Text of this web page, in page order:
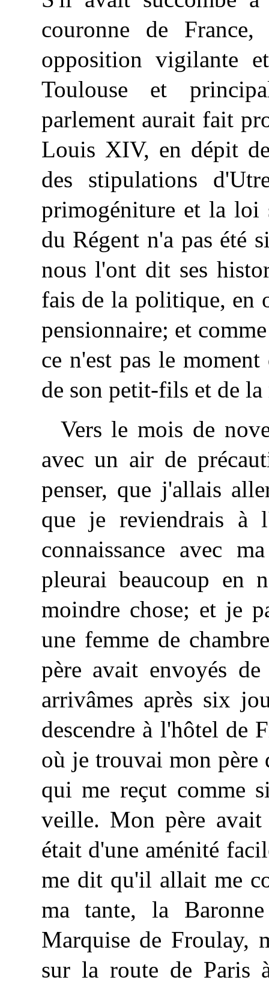
couronne de
opposition vigilante
Toulouse et
parlement aurait fait
Louis XIV, en dépit
des stipulations
primogéniture et la
du Régent n'a pas été
nous l'ont dit ses
fais de la politique, en
pensionnaire; et
ce n'est pas le
de son petit-fils et de la
Vers le mois de
avec un air de
penser, que j'allais
que je reviendrais à
connaissance avec
pleurai beaucoup en
moindre chose; et je
une femme de
père avait envoyés
arrivâmes après six
descendre à l'hôtel de
où je trouvai mon père
qui me reçut comme
veille. Mon père
était d'une aménité
me dit qu'il allait me
ma tante, la
Marquise de Froulay,
sur la route de Paris